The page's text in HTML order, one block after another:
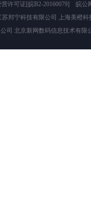
许可证 [皖B2-20160079]
皖公
苏邦宁科技有限公司
上海美橙
司 北京新网数码信息技术有限